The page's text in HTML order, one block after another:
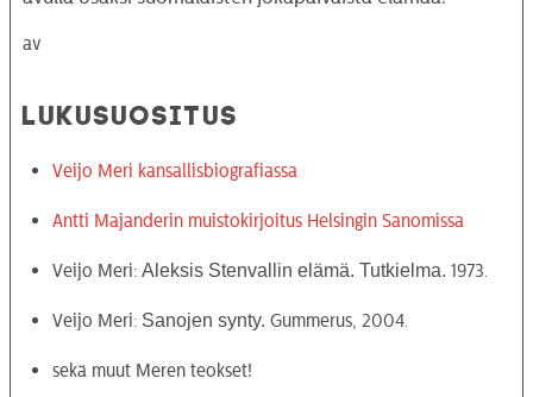
av
LUKUSUOSITUS
Veijo Meri kansallisbiografiassa
Antti Majanderin muistokirjoitus Helsingin Sanomissa
Veijo Meri: Aleksis Stenvallin elämä. Tutkielma. 1973.
Veijo Meri: Sanojen synty. Gummerus, 2004.
sekä muut Meren teokset!